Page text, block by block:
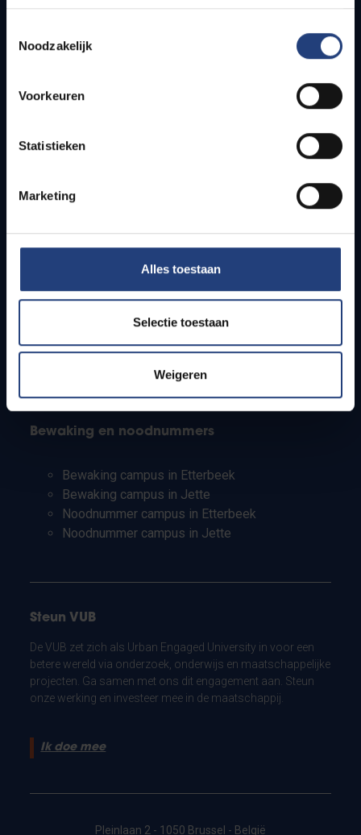
Noodzakelijk
Voorkeuren
Statistieken
Marketing
Alles toestaan
Selectie toestaan
Weigeren
Snel naar
Bereikbaarheid
Studenten
PhD-studenten
Leerkrachten en secundaire scholen
Bewaking en noodnummers
Bewaking campus in Etterbeek
Bewaking campus in Jette
Noodnummer campus in Etterbeek
Noodnummer campus in Jette
Steun VUB
De VUB zet zich als Urban Engaged University in voor een
betere wereld via onderzoek, onderwijs en maatschappelijke
projecten. Ga samen met ons dit engagement aan. Steun
onze werking en investeer mee in de maatschappij.
Ik doe mee
Pleinlaan 2 - 1050 Brussel - België